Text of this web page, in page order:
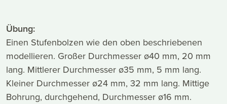
Übung:
Einen Stufenbolzen wie den oben beschriebenen
modellieren. Großer Durchmesser ø40 mm, 20 mm
lang. Mittlerer Durchmesser ø35 mm, 5 mm lang.
Kleiner Durchmesser ø24 mm, 32 mm lang. Mittige
Bohrung, durchgehend, Durchmesser ø16 mm.